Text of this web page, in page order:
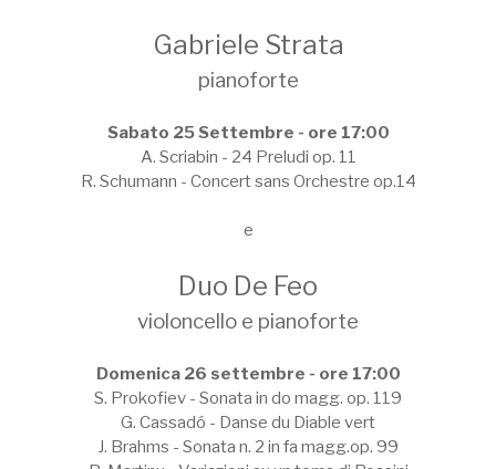
Gabriele Strata
pianoforte
Sabato 25 Settembre - ore 17:00
A. Scriabin - 24 Preludi op. 11
R. Schumann - Concert sans Orchestre op.14
e
Duo De Feo
violoncello e pianoforte
Domenica 26 settembre - ore 17:00
S. Prokofiev - Sonata in do magg. op. 119
G. Cassadó - Danse du Diable vert
J. Brahms - Sonata n. 2 in fa magg.op. 99